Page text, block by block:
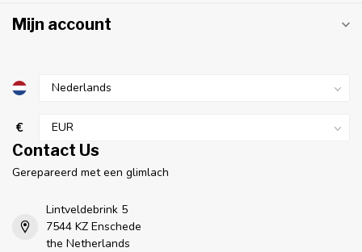
Mijn account
€
Contact Us
Gerepareerd met een glimlach
Lintveldebrink 5
7544 KZ Enschede
the Netherlands